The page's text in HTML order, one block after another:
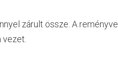
zárult össze. A